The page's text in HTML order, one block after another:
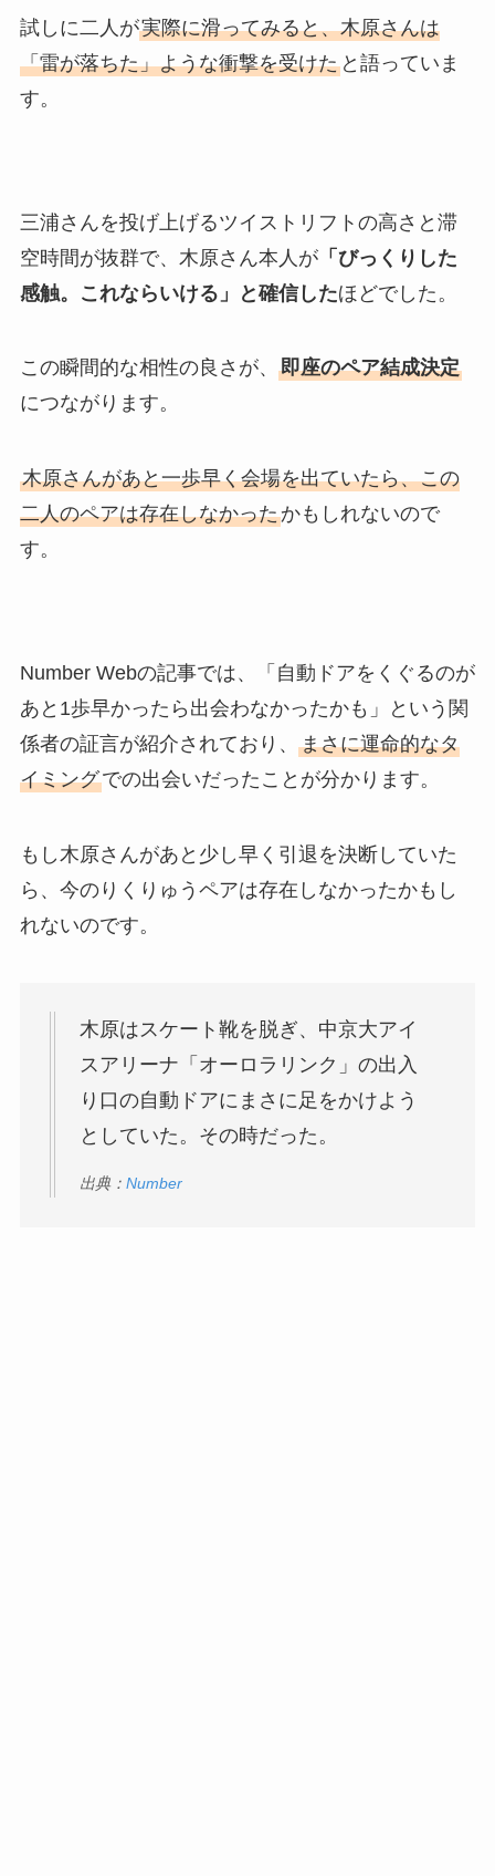
試しに二人が実際に滑ってみると、木原さんは
「雷が落ちた」ような衝撃を受けたと語っていま
す。
三浦さんを投げ上げるツイストリフトの高さと滞
空時間が抜群で、木原さん本人が「びっくりした
感触。これならいける」と確信したほどでした。
この瞬間的な相性の良さが、 即座のペア結成決定
につながります。
木原さんがあと一歩早く会場を出ていたら、この
二人のペアは存在しなかったかもしれないので
す。
Number Webの記事では、「自動ドアをくぐるのが
あと1歩早かったら出会わなかったかも」という関
係者の証言が紹介されており、 まさに運命的なタ
イミングでの出会いだったことが分かります。
もし木原さんがあと少し早く引退を決断していた
ら、今のりくりゅうペアは存在しなかったかもし
れないのです。
木原はスケート靴を脱ぎ、中京大アイ
スアリーナ「オーロラリンク」の出入
り口の自動ドアにまさに足をかけよう
としていた。その時だった。
出典： Number